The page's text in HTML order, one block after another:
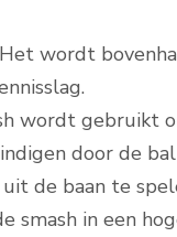
Het wordt
wordt gebruikt
door de
de baan te
smash in een